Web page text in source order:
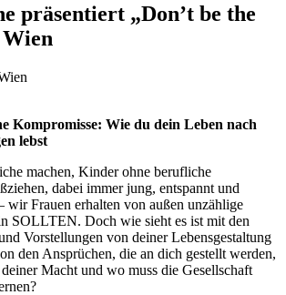
präsentiert „Don’t be the
Kompromisse: Wie du dein Leben nach
lebst
machen, Kinder ohne berufliche
dabei immer jung, entspannt und
wir Frauen erhalten von außen unzählige
SOLLTEN. Doch wie sieht es ist mit den
Vorstellungen von deiner Lebensgestaltung
den Ansprüchen, die an dich gestellt werden,
Macht und wo muss die Gesellschaft